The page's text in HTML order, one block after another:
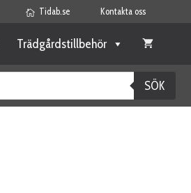
Tidab.se Kontakta oss
Trädgårdstillbehör
SÖK